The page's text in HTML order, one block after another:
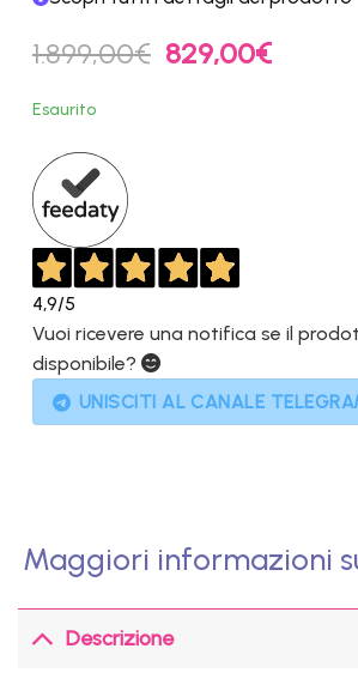
1.899,00€ Il
prezzo
829,00€Il
Esaurito
4,9/5
Vuoi ricevere una notifica se il
disponibile?
UNISCITI AL CANALE
Maggiori informazioni
Descrizione